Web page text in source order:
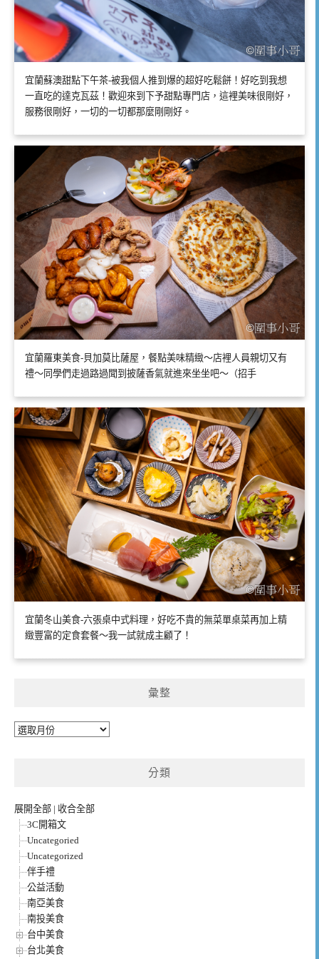
宜蘭蘇澳甜點下午茶-被我個人推到爆的超好吃鬆餅！好吃到我想
一直吃的達克瓦茲！歡迎來到下予甜點專門店，這裡美味很剛好，
服務很剛好，一切的一切都那麼剛剛好。
宜蘭羅東美食-貝加莫比薩屋，餐點美味精緻～店裡人員親切又有
禮～同學們走過路過聞到披薩香氣就進來坐坐吧～（招手
宜蘭冬山美食-六張桌中式料理，好吃不貴的無菜單桌菜再加上精
緻豐富的定食套餐～我一試就成主顧了！
彙整
彙
分類
展開全部 | 收合全部
3C開箱文
Uncategoried
Uncategorized
伴手禮
公益活動
南亞美食
南投美食
台中美食
台北美食